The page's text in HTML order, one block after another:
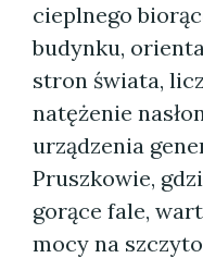
cieplnego
budynku,
stron świata,
natężenie
urządzenia
Pruszkowie,
gorące fale,
mocy na